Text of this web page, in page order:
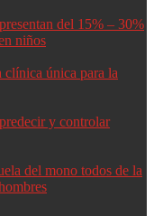
del 15% – 30%
niños
única para la
y controlar
del mono todos de la